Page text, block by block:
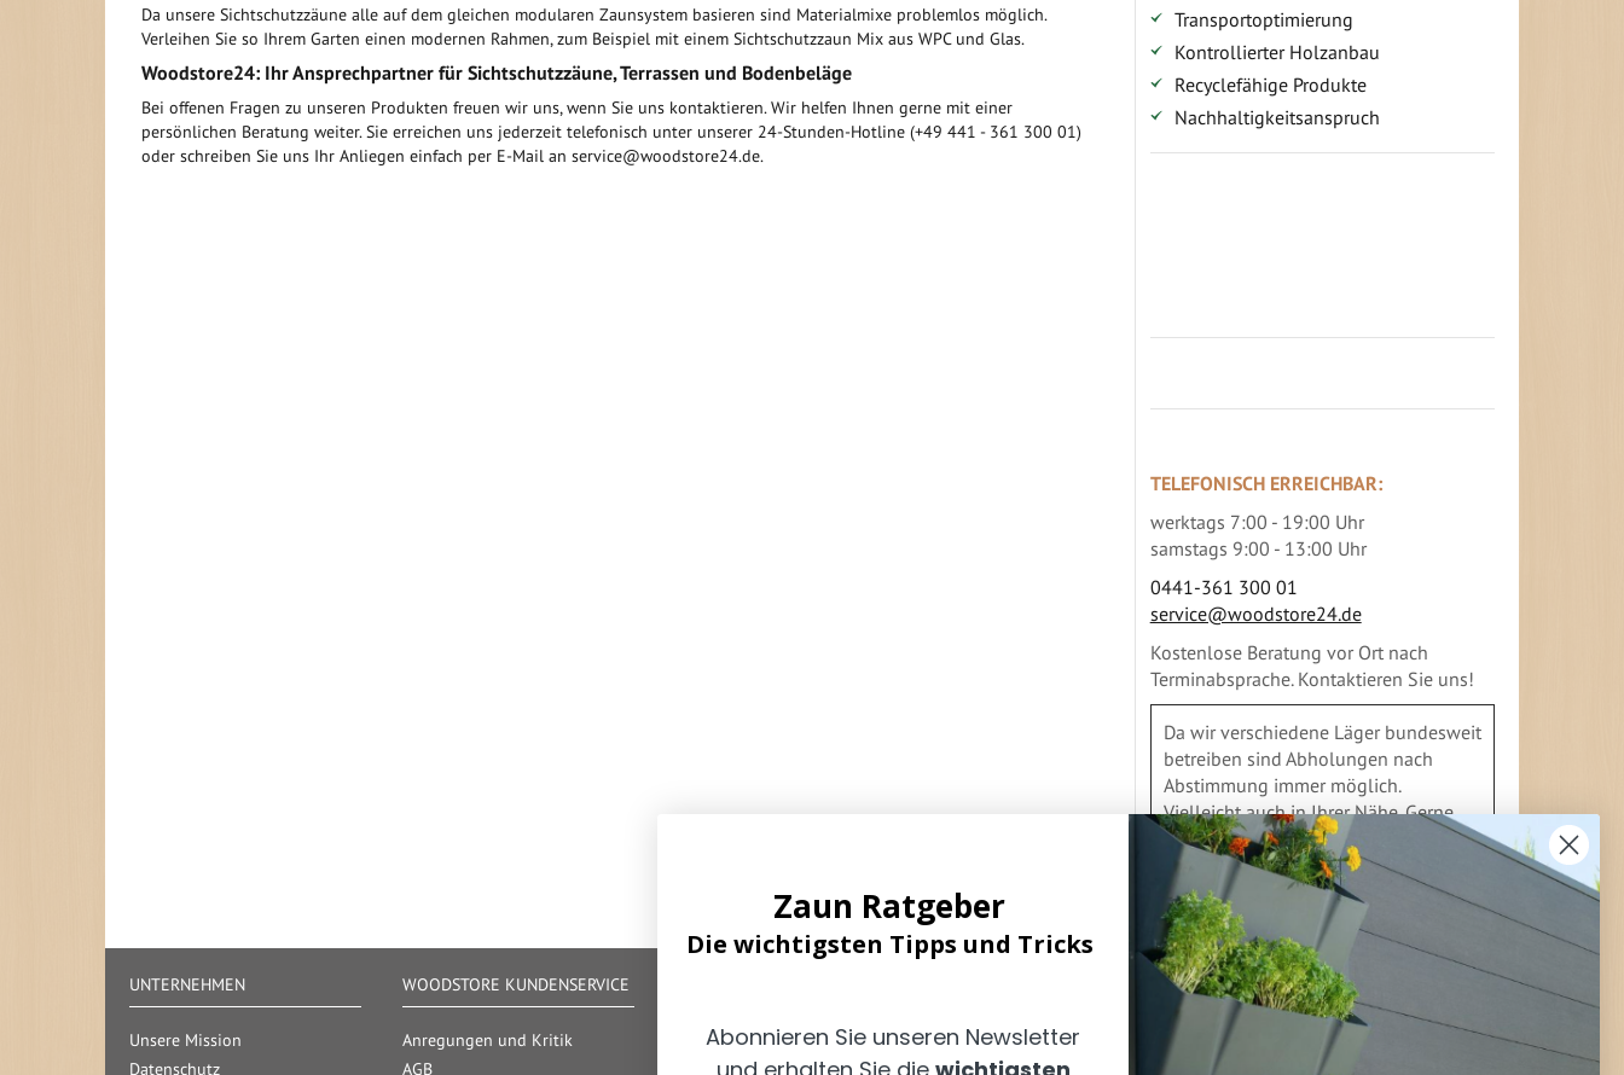
Da unsere Sichtschutzzäune alle auf dem gleichen modularen Zaunsystem basieren sind Materialmixe problemlos möglich.
Verleihen Sie so Ihrem Garten einen modernen Rahmen, zum Beispiel mit einem Sichtschutzzaun Mix aus WPC und Glas.
Woodstore24: Ihr Ansprechpartner für Sichtschutzzäune, Terrassen und Bodenbeläge
Bei offenen Fragen zu unseren Produkten freuen wir uns, wenn Sie uns kontaktieren. Wir helfen Ihnen gerne mit einer
persönlichen Beratung weiter. Sie erreichen uns jederzeit telefonisch unter unserer 24-Stunden-Hotline (+49 441 - 361 300 01)
oder schreiben Sie uns Ihr Anliegen einfach per E-Mail an service@woodstore24.de.
Transportoptimierung
Kontrollierter Holzanbau
Recyclefähige Produkte
Nachhaltigkeitsanspruch
TELEFONISCH ERREICHBAR:
werktags 7:00 - 19:00 Uhr
samstags 9:00 - 13:00 Uhr
0441-361 300 01
service@woodstore24.de
Kostenlose Beratung vor Ort nach
Terminabsprache. Kontaktieren Sie uns!
Da wir verschiedene Läger bundesweit
betreiben sind Abholungen nach
Abstimmung immer möglich.
Vielleicht auch in Ihrer Nähe. Gerne
geben wir Ihnen Auskunft
UNTERNEHMEN
Unsere Mission
Datenschutz
WOODSTORE KUNDENSERVICE
Anregungen und Kritik
AGB
Alle gängigen Zahlungsarten verfügbar
Zertifizierter und geprüfter Shop
FLEXIBLE ZAHLUNG
Überweisung
Zaun Ratgeber
Die wichtigsten Tipps und Tricks
Abonnieren Sie unseren Newsletter
und erhalten Sie die wichtigsten